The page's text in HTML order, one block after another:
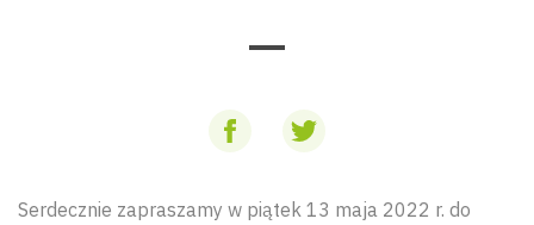
Serdecznie zapraszamy w piątek 13 maja 2022 r. do